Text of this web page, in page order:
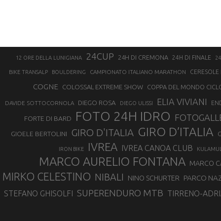
12 ORE DELLA LUNIGIANA 24CUP 24H DI CREMONA 24H DI FINALE
BIKE TRANSALP BOULDERING CAMPIONATO ITALIANO MARATHON CERESOLE
COGNE COLOSSAL EXTREME SHOW COPPA DEL MONDO
DAVIDE SOTTOCORNOLA DIEGO ROSA DIEGO ULISSI ELIA VIVIANI
FORTE DI BARD FOTO 24H IDRO
GIOELE BERTOLINI GIRO D'ITALIA GIRO D’ITALIA
IRON BIKE IVREA IVREA CANOA CLUB
MARCO AURELIO FONTANA MARCO
MIRKO CELESTINO NIBALI NINO SCHURTER PARCO
STEFANO GHISOLFI SUPERENDURO MTB TIRRENO-